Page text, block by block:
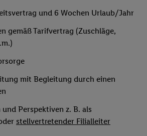
und 6 Wochen Urlaub/Jahr
gemäß Tarifvertrag (Zuschläge,
mit Begleitung durch einen
Perspektiven z. B. als
stellvertretender Filialleiter